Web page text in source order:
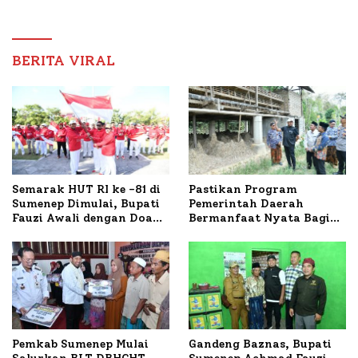
Nabil
BERITA VIRAL
Semarak HUT RI ke -81 di
Sumenep Dimulai, Bupati
Fauzi Awali dengan Doa
Terbakar
Pastikan Program
Pemerintah Daerah
Bermanfaat Nyata Bagi
Sumenep Tinjau Langsung
Budidaya Lele dan Ayam
Petelur di Desa Bataal
Timur
Pemkab Sumenep Mulai
Gandeng Baznas, Bupati